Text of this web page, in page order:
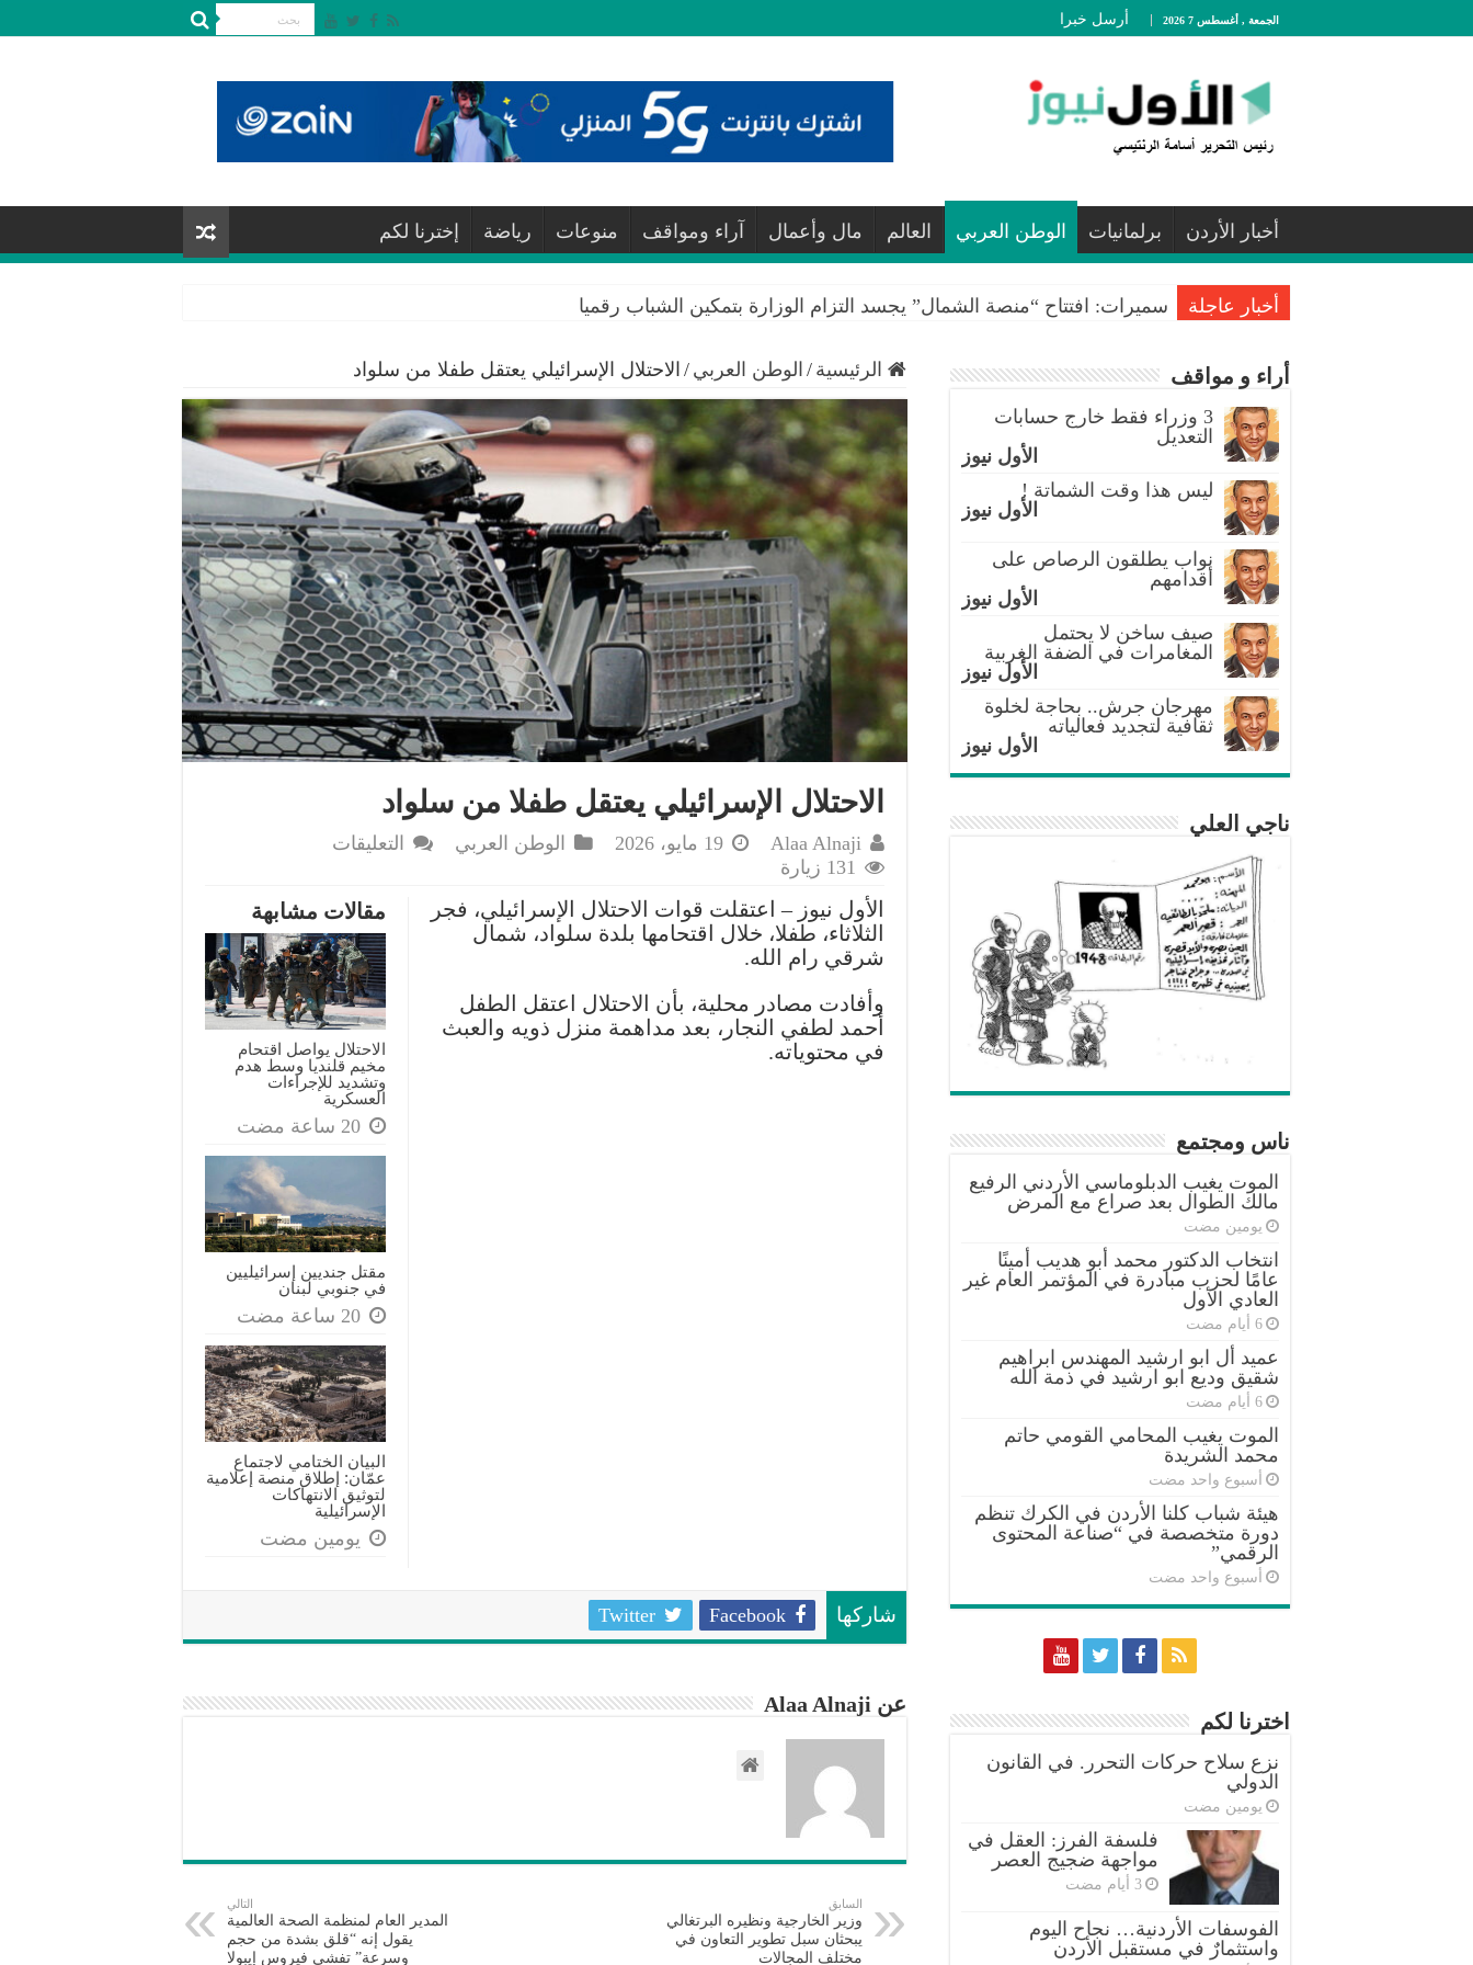
الجمعة , أغسطس 7 2026 أرسل خبرا
أخبار الأردن برلمانيات الوطن العربي العالم مال وأعمال آراء ومواقف منوعات رياضة إخترنا لكم
أخبار عاجلة سميرات: افتتاح “منصة الشمال” يجسد التزام الوزارة بتمكين الشباب رقميا
الرئيسية / الوطن العربي / الاحتلال الإسرائيلي يعتقل طفلا من سلواد
الاحتلال الإسرائيلي يعتقل طفلا من سلواد
Alaa Alnaji 19 مايو، 2026 الوطن العربي التعليقات
يعتقل
طفلا
من
سلواد
مغلقة
131 زيارة
مقالات مشابهة
الاحتلال يواصل اقتحام
مخيم قلنديا وسط هدم
وتشديد للإجراءات
العسكرية
مقتل جنديين إسرائيليين
في جنوبي لبنان
البيان الختامي لاجتماع
عمّان: إطلاق منصة إعلامية
لتوثيق الانتهاكات
الإسرائيلية
‏يومين مضت
الأول نيوز – اعتقلت قوات الاحتلال الإسرائيلي، فجر
الثلاثاء، طفلا، خلال اقتحامها بلدة سلواد، شمال
شرقي رام الله.
وأفادت مصادر محلية، بأن الاحتلال اعتقل الطفل
أحمد لطفي النجار، بعد مداهمة منزل ذويه والعبث
في محتوياته.
شاركها Facebook
Twitter
عن Alaa Alnaji
السابق
وزير الخارجية ونظيره البرتغالي
يبحثان سبل تطوير التعاون في
مختلف المجالات
التالي
المدير العام لمنظمة الصحة العالمية
يقول إنه “قلق بشدة من حجم
وسرعة” تفشي فيروس إيبولا
أراء و مواقف
3 وزراء فقط خارج حسابات
التعديل
الأول نيوز
ليس هذا وقت الشماتة !
الأول نيوز
نواب يطلقون الرصاص على
أقدامهم
الأول نيوز
صيف ساخن لا يحتمل
المغامرات في الضفة الغربية
الأول نيوز
مهرجان جرش.. بحاجة لخلوة
ثقافية لتجديد فعالياته
الأول نيوز
ناجي العلي
ناس ومجتمع
الموت يغيب الدبلوماسي الأردني الرفيع
مالك الطوال بعد صراع مع المرض
‏يومين مضت
انتخاب الدكتور محمد أبو هديب أمينًا
عامًا لحزب مبادرة في المؤتمر العام غير
العادي الأول
عميد أل ابو ارشيد المهندس ابراهيم
شقيق وديع ابو ارشيد في ذمة الله
الموت يغيب المحامي القومي حاتم
محمد الشريدة
‏أسبوع واحد مضت
هيئة شباب كلنا الأردن في الكرك تنظم
دورة متخصصة في “صناعة المحتوى
الرقمي”
‏أسبوع واحد مضت
اخترنا لكم
نزع سلاح حركات التحرر. في القانون
الدولي
‏يومين مضت
فلسفة الفرز: العقل في
مواجهة ضجيج العصر
الفوسفات الأردنية… نجاح اليوم
واستثمارٌ في مستقبل الأردن